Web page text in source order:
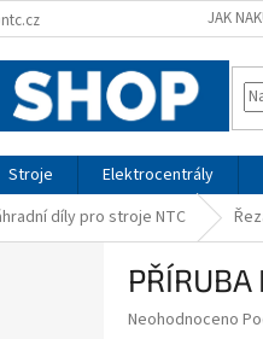
JAK
Stroje Elektrocentrály
díly pro stroje NTC
Průměrné
Neohodnoceno